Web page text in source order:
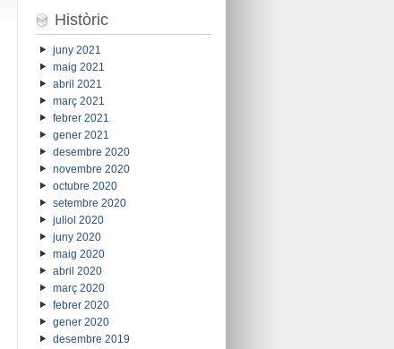
Històric
juny 2021
maig 2021
abril 2021
març 2021
febrer 2021
gener 2021
desembre 2020
novembre 2020
octubre 2020
setembre 2020
juliol 2020
juny 2020
maig 2020
abril 2020
març 2020
febrer 2020
gener 2020
desembre 2019